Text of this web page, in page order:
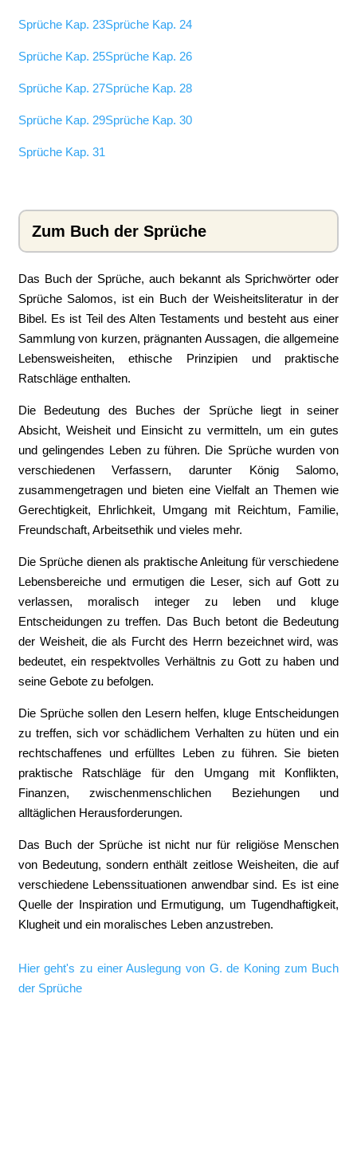
Sprüche Kap. 23Sprüche Kap. 24
Sprüche Kap. 25Sprüche Kap. 26
Sprüche Kap. 27Sprüche Kap. 28
Sprüche Kap. 29Sprüche Kap. 30
Sprüche Kap. 31
Zum Buch der Sprüche
Das Buch der Sprüche, auch bekannt als Sprichwörter oder
Sprüche Salomos, ist ein Buch der Weisheitsliteratur in der
Bibel. Es ist Teil des Alten Testaments und besteht aus einer
Sammlung von kurzen, prägnanten Aussagen, die allgemeine
Lebensweisheiten, ethische Prinzipien und praktische
Ratschläge enthalten.
Die Bedeutung des Buches der Sprüche liegt in seiner
Absicht, Weisheit und Einsicht zu vermitteln, um ein gutes
und gelingendes Leben zu führen. Die Sprüche wurden von
verschiedenen Verfassern, darunter König Salomo,
zusammengetragen und bieten eine Vielfalt an Themen wie
Gerechtigkeit, Ehrlichkeit, Umgang mit Reichtum, Familie,
Freundschaft, Arbeitsethik und vieles mehr.
Die Sprüche dienen als praktische Anleitung für verschiedene
Lebensbereiche und ermutigen die Leser, sich auf Gott zu
verlassen, moralisch integer zu leben und kluge
Entscheidungen zu treffen. Das Buch betont die Bedeutung
der Weisheit, die als Furcht des Herrn bezeichnet wird, was
bedeutet, ein respektvolles Verhältnis zu Gott zu haben und
seine Gebote zu befolgen.
Die Sprüche sollen den Lesern helfen, kluge Entscheidungen
zu treffen, sich vor schädlichem Verhalten zu hüten und ein
rechtschaffenes und erfülltes Leben zu führen. Sie bieten
praktische Ratschläge für den Umgang mit Konflikten,
Finanzen, zwischenmenschlichen Beziehungen und
alltäglichen Herausforderungen.
Das Buch der Sprüche ist nicht nur für religiöse Menschen
von Bedeutung, sondern enthält zeitlose Weisheiten, die auf
verschiedene Lebenssituationen anwendbar sind. Es ist eine
Quelle der Inspiration und Ermutigung, um Tugendhaftigkeit,
Klugheit und ein moralisches Leben anzustreben.
Hier geht's zu einer Auslegung von G. de Koning zum Buch
der Sprüche